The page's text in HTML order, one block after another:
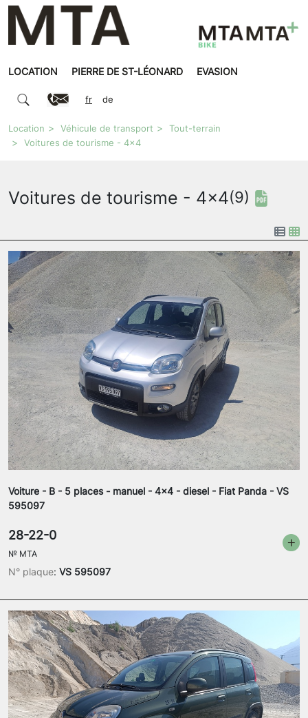
LOCATION PIERRE DE ST-LÉONARD EVASION
fr de
Location Véhicule de transport
Tout-terrain
Voitures de tourisme - 4x4
Voitures de tourisme - 4x4(9)
Voiture - B - 5 places - manuel - 4x4 - diesel - Fiat Panda - VS
595097
N° plaque: VS 595097
28-22-0
№ MTA